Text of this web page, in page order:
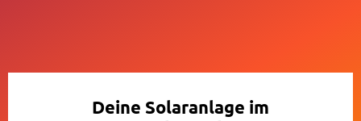
Deine Solaranlage im